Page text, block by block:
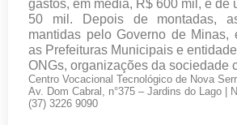
gastos, em média, R$ 600 mil, e de
50 mil. Depois de montadas,
mantidas pelo Governo de Minas,
as Prefeituras Municipais e
ONGs, organizações da sociedade
Centro Vocacional Tecnológico de Nova
Av. Dom Cabral, n°375 – Jardins do Lago |
(37) 3226 9090